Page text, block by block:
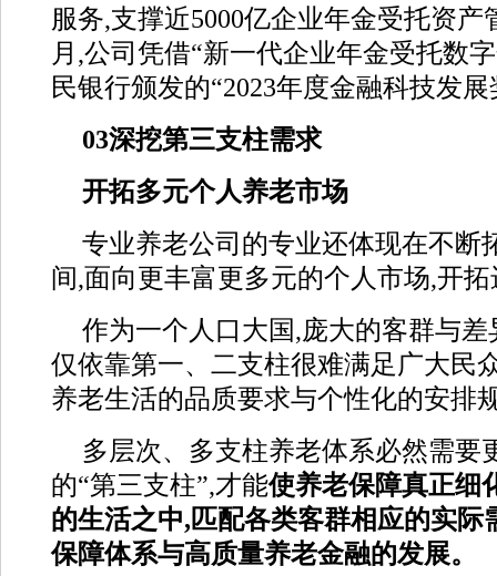
服务,支撑近5000亿企业年金受托资产
月,公司凭借“新一代企业年金受托数
民银行颁发的“2023年度金融科技发
03深挖第三支柱需求
开拓多元个人养老市场
专业养老公司的专业还体现在不断
间,面向更丰富更多元的个人市场,开
作为一个人口大国,庞大的客群与
仅依靠第一、二支柱很难满足广大民
养老生活的品质要求与个性化的安排
多层次、多支柱养老体系必然需要
的“第三支柱”,才能使养老保障真正细
的生活之中,匹配各类客群相应的实际
保障体系与高质量养老金融的发展。